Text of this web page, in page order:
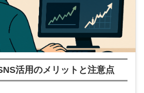
活用のメリットと注意点